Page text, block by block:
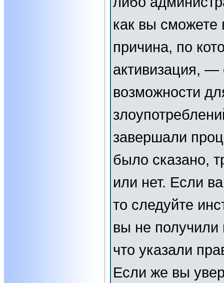
как вы сможете
причина, по
активизация,
возможности
завершали
было сказано,
или нет. Если
то следуйте
вы не получили
что указали
Если же вы